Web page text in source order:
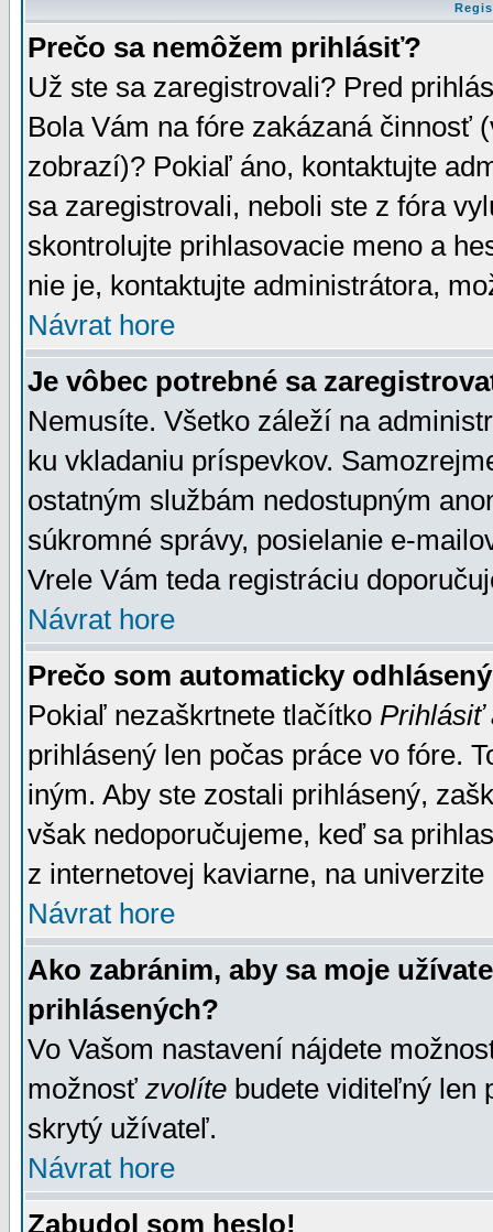
Prečo sa nemôžem prihlásiť?
Už ste sa zaregistrovali? Pred
Bola Vám na fóre zakázaná činnosť
zobrazí)? Pokiaľ áno, kontaktujte
sa zaregistrovali, neboli ste z fóra
skontrolujte prihlasovacie meno a
nie je, kontaktujte administrátora,
Návrat hore
Je vôbec potrebné sa
Nemusíte. Všetko záleží na
ku vkladaniu príspevkov.
ostatným službám nedostupným
súkromné správy, posielanie e-
Vrele Vám teda registráciu
Návrat hore
Prečo som automaticky
Pokiaľ nezaškrtnete tlačítko Prihlásiť
prihlásený len počas práce vo fóre.
iným. Aby ste zostali prihlásený,
však nedoporučujeme, keď sa
z internetovej kaviarne, na univerzite
Návrat hore
Ako zabránim, aby sa moje
prihlásených?
Vo Vašom nastavení nájdete
možnosť zvolíte budete viditeľný len
skrytý užívateľ.
Návrat hore
Zabudol som heslo!